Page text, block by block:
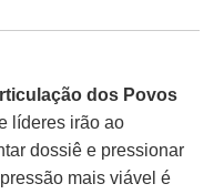
dos Povos
líderes irão ao
dossiê e pressionar
mais viável é